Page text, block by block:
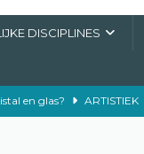
DISCIPLINES
en glas? ARTISTIEK